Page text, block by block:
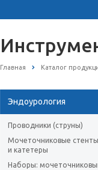
Главная Каталог
Эндоурология
Проводники (струны)
Мочеточниковые стенты
и катетеры
Наборы: